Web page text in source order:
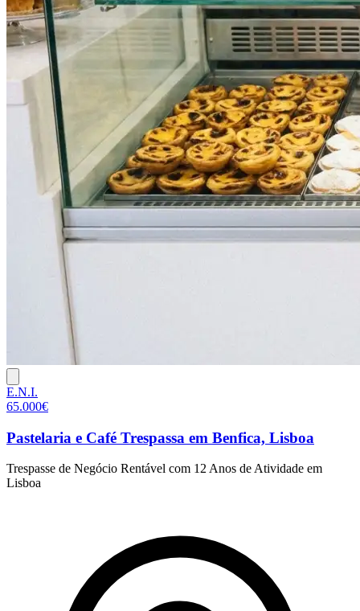
E.N.I.
65.000€
Pastelaria e Café Trespassa em Benfica, Lisboa
Trespasse de Negócio Rentável com 12 Anos de Atividade em
Lisboa